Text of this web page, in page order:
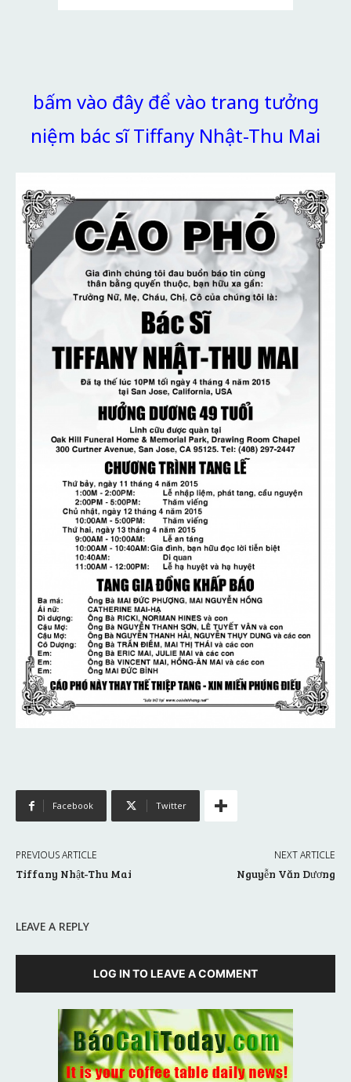
bấm vào đây để vào trang tưởng
niệm bác sĩ Tiffany Nhật-Thu Mai
Facebook Twitter
PREVIOUS ARTICLE
Tiffany Nhật-Thu Mai
NEXT ARTICLE
Nguyễn Văn Dương
LEAVE A REPLY
LOG IN TO LEAVE A COMMENT